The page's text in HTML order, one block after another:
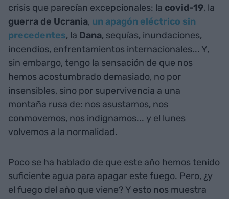
crisis que parecían excepcionales: la covid-19, la
guerra de Ucrania, un apagón eléctrico sin
precedentes, la Dana, sequías, inundaciones,
incendios, enfrentamientos internacionales... Y,
sin embargo, tengo la sensación de que nos
hemos acostumbrado demasiado, no por
insensibles, sino por supervivencia a una
montaña rusa de: nos asustamos, nos
conmovemos, nos indignamos... y el lunes
volvemos a la normalidad.
Poco se ha hablado de que este año hemos tenido
suficiente agua para apagar este fuego. Pero, ¿y
el fuego del año que viene? Y esto nos muestra